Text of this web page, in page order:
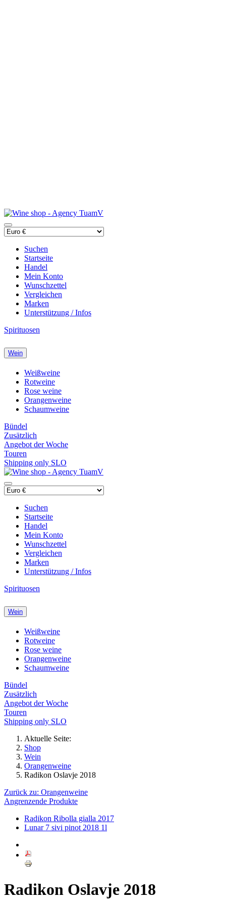
Suchen
Startseite
Handel
Mein Konto
Wunschzettel
Vergleichen
Marken
Unterstützung / Infos
Spirituosen
Wein
Weißweine
Rotweine
Rose weine
Orangenweine
Schaumweine
Bündel
Zusätzlich
Angebot der Woche
Touren
Shipping only SLO
Suchen
Startseite
Handel
Mein Konto
Wunschzettel
Vergleichen
Marken
Unterstützung / Infos
Spirituosen
Wein
Weißweine
Rotweine
Rose weine
Orangenweine
Schaumweine
Bündel
Zusätzlich
Angebot der Woche
Touren
Shipping only SLO
Aktuelle Seite:
Shop
Wein
Orangenweine
Radikon Oslavje 2018
Zurück zu: Orangenweine
Angrenzende Produkte
Radikon Ribolla gialla 2017
Lunar 7 sivi pinot 2018 1l
Radikon Oslavje 2018